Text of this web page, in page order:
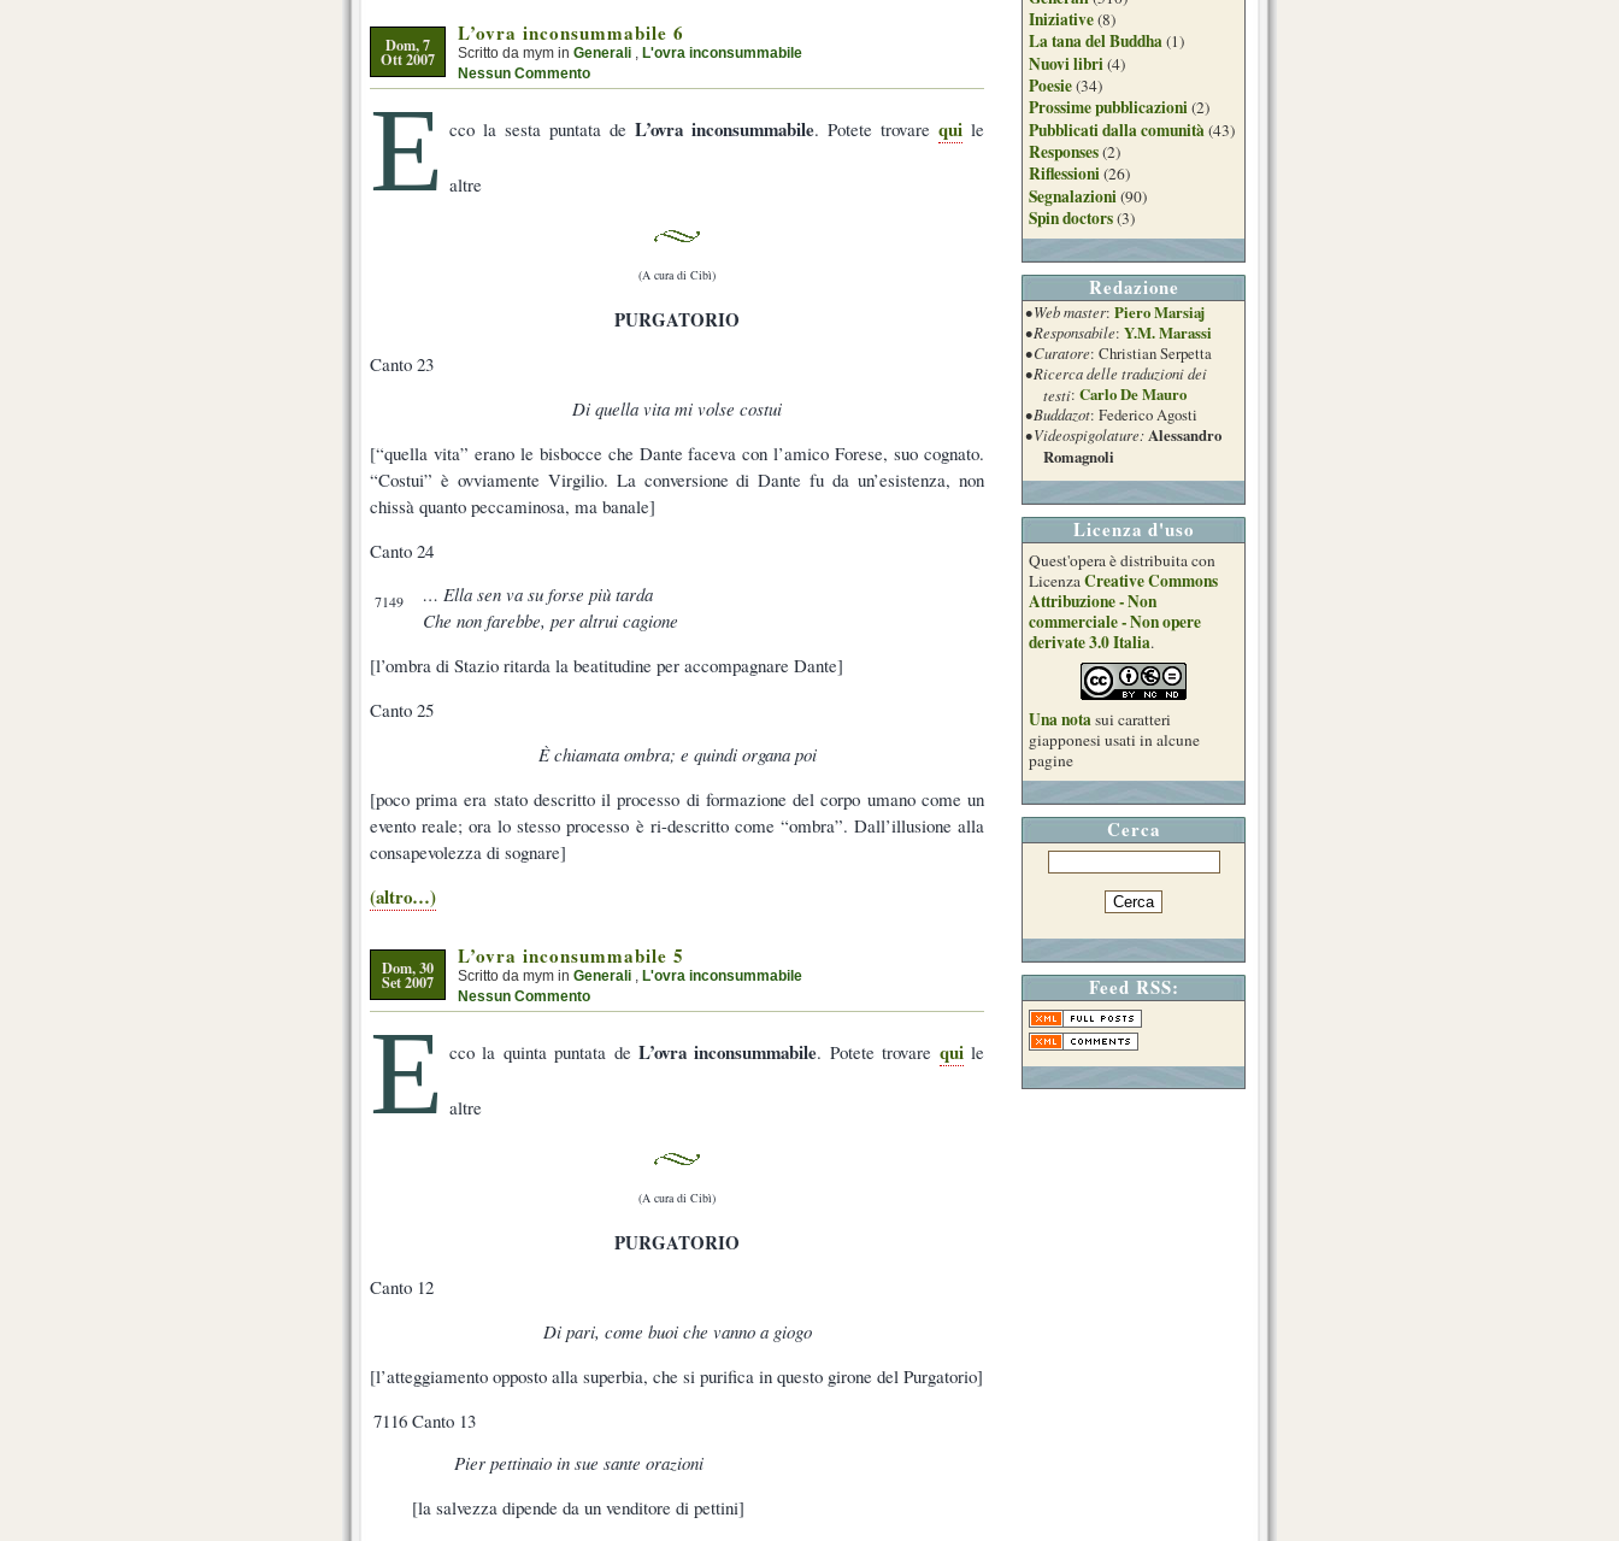
Dom, 7
Ott 2007
L’ovra inconsummabile 6
Scritto da mym in Generali
L'ovra inconsummabile
Nessun Commento
E cco la sesta puntata de L’ovra inconsummabile. Potete trovare qui le
altre
(A cura di Cibì)
PURGATORIO
Canto 23
Di quella vita mi volse costui
[“quella vita” erano le bisbocce che Dante faceva con l’amico Forese, suo cognato.
“Costui” è ovviamente Virgilio. La conversione di Dante fu da un’esistenza, non
chissà quanto peccaminosa, ma banale]
Canto 24
7149
… Ella sen va su forse più tarda
Che non farebbe, per altrui cagione
[l’ombra di Stazio ritarda la beatitudine per accompagnare Dante]
Canto 25
È chiamata ombra; e quindi organa poi
[poco prima era stato descritto il processo di formazione del corpo umano come un
evento reale; ora lo stesso processo è ri-descritto come “ombra”. Dall’illusione alla
consapevolezza di sognare]
(altro…)
Dom, 30
Set 2007
L’ovra inconsummabile 5
Scritto da mym in Generali
L'ovra inconsummabile
Nessun Commento
E cco la quinta puntata de L’ovra inconsummabile. Potete trovare quile
altre
(A cura di Cibì)
PURGATORIO
Canto 12
Di pari, come buoi che vanno a giogo
[l’atteggiamento opposto alla superbia, che si purifica in questo girone del Purgatorio]
7116 Canto 13
Pier pettinaio in sue sante orazioni
[la salvezza dipende da un venditore di pettini]
Iniziative(8)
La tana del Buddha(1)
Nuovi libri(4)
Poesie(34)
Prossime pubblicazioni(2)
Pubblicati dalla comunità(43)
Responses(2)
Riflessioni(26)
Segnalazioni(90)
Spin doctors(3)
Redazione
• Web master: Piero Marsiaj
• Responsabile: Y.M. Marassi
• Curatore: Christian Serpetta
• Ricerca delle traduzioni dei
testi: Carlo De Mauro
• Buddazot: Federico Agosti
• Videospigolature:Alessandro
Romagnoli
Licenza d'uso
Quest'opera è distribuita con
LicenzaCreative Commons
Attribuzione - Non
commerciale - Non opere
derivate 3.0 Italia.
Una notasui caratteri
giapponesi usati in alcune
pagine
Cerca
Feed RSS: